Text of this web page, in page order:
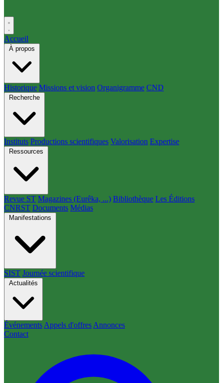
Accueil
À propos
Historique Missions et vision Organigramme CND
Recherche
Instituts Productions scientifiques Valorisation Expertise
Ressources
Revue ST Magazines (Eurêka, ...) Bibliothèque Les Éditions
CNRST Documents Médias
Manifestations
SIST Journée scientifique
Actualités
Événements Appels d'offres Annonces
Contact